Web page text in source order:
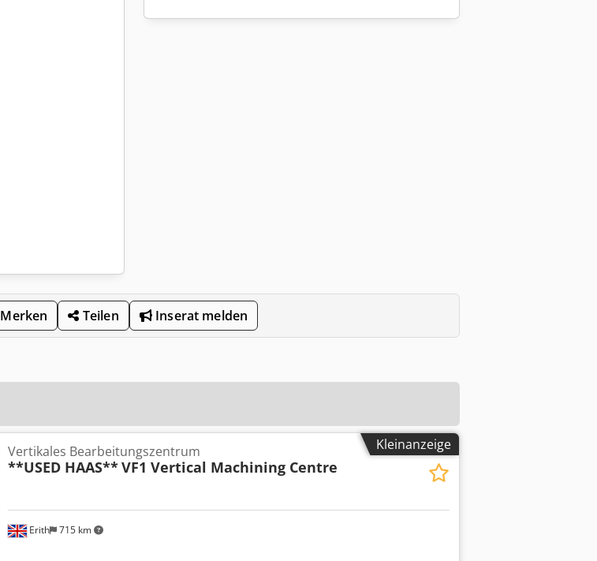
Merken Teilen Inserat melden
Kleinanzeige
Erith 715 km
Vertikales Bearbeitungszentrum
**USED HAAS**VF1 Vertical Machining Centre